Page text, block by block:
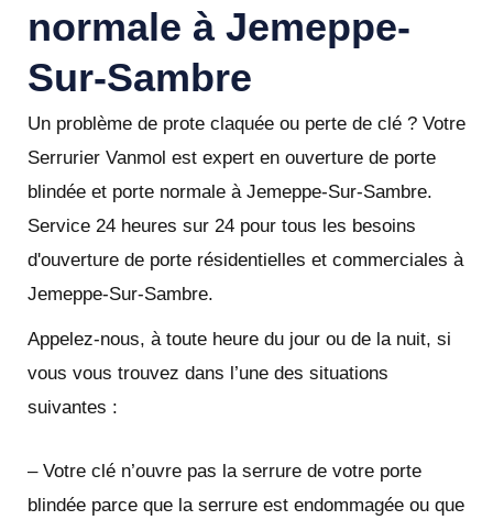
normale à Jemeppe-
Sur-Sambre
Un problème de prote claquée ou perte de clé ? Votre
Serrurier Vanmol est expert en ouverture de porte
blindée et porte normale à Jemeppe-Sur-Sambre.
Service 24 heures sur 24 pour tous les besoins
d'ouverture de porte résidentielles et commerciales à
Jemeppe-Sur-Sambre.
Appelez-nous, à toute heure du jour ou de la nuit, si
vous vous trouvez dans l’une des situations
suivantes :
– Votre clé n’ouvre pas la serrure de votre porte
blindée parce que la serrure est endommagée ou que